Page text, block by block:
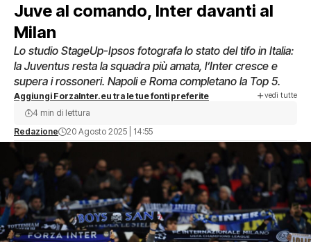
Juve al comando, Inter davanti al
Milan
Lo studio StageUp-Ipsos fotografa lo stato del tifo in Italia:
la Juventus resta la squadra più amata, l’Inter cresce e
supera i rossoneri. Napoli e Roma completano la Top 5.
Aggiungi ForzaInter.eu tra le tue fonti preferite vedi tutte
Redazione 20 Agosto 2025 | 14:55
4 min di lettura